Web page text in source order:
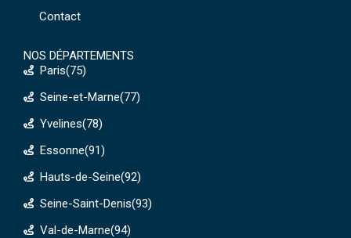
Contact
NOS DÉPARTEMENTS
Paris(75)
Seine-et-Marne(77)
Yvelines(78)
Essonne(91)
Hauts-de-Seine(92)
Seine-Saint-Denis(93)
Val-de-Marne(94)